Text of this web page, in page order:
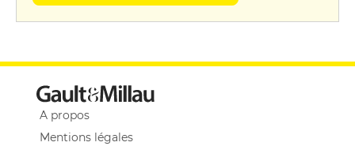
A propos
Mentions légales